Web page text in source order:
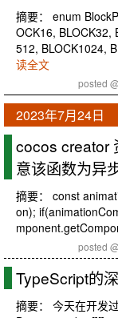
摘要： enum
OCK16, BLOCK32,
512, BLOCK1024,
读全文
posted
2023年7月24日
cocos creator
意该函数为异
摘要： const
on);
posted
TypeScript的
摘要： 今天在开发